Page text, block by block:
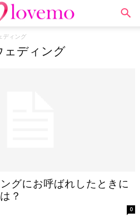
ディング
ェディング
グにお呼ばれしたときに
？
0